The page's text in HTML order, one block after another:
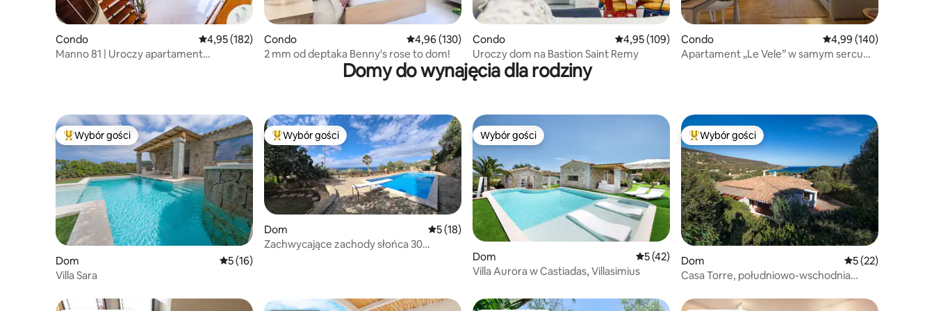
Condo Średnia ocena: 4,95 na 5, liczba recenzji: 182
4,95 (182)
Manno 81 | Uroczy apartament
Condo Średnia ocena: 4,96 na 5, liczba recenzji: 130
4,96 (130)
2 mm od deptaka Benny's rose to dom!
Condo Średnia ocena: 4,95 na 5, liczba recenzji: 109
4,95 (109)
Uroczy dom na Bastion Saint Remy
Condo Średnia ocena: 4,99
4,99 (140)
Apartament „Le Vele” w samym sercu
Domy do wynajęcia dla rodziny
Najpopularniejsze z kategorii Wybór gości
Wybór gości
Dom Średnia ocena: 5 na 5, liczba recenzji: 16
5 (16)
Villa Sara
Najpopularniejsze z kategorii Wybór gości
Wybór gości
Dom Średnia ocena: 5 na 5, liczba recenzji: 18
5 (18)
Zachwycające zachody słońca 30
Wybór gości
Wybór gości
Dom Średnia ocena: 5 na 5, liczba recenzji: 42
5 (42)
Villa Aurora w Castiadas, Villasimius
Najpopularniejsze z kategorii Wybór gości
Wybór gości
Dom Średnia ocena: 5
5 (22)
Casa Torre, południowo-wschodnia